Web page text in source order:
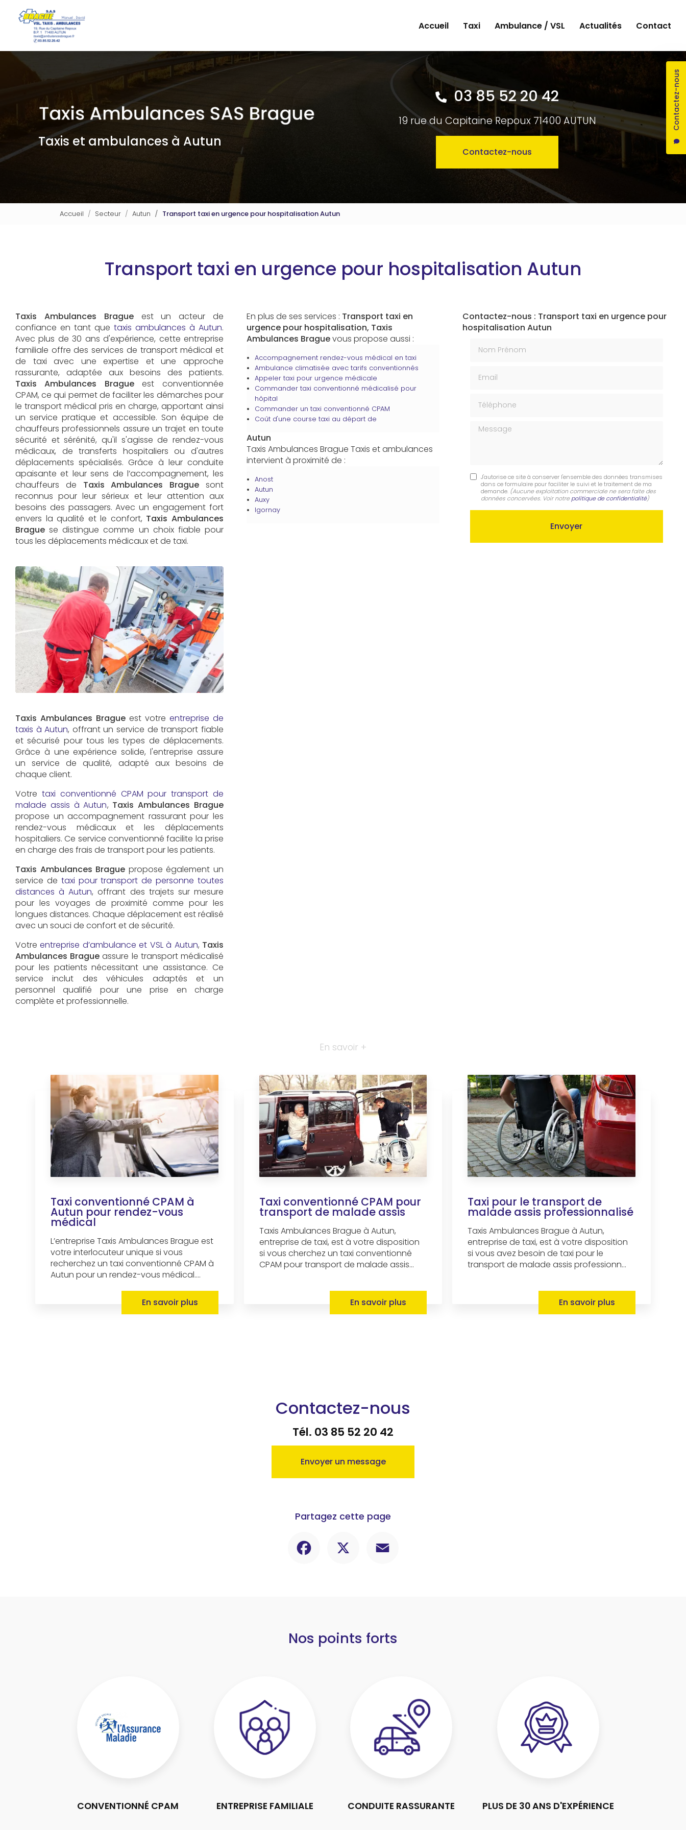
contenu
principal
Contactez-nous
Accueil
Taxi Ambulance / VSL Actualités Contact
Taxis et ambulances à Autun
03 85 52 20 42
19 rue du Capitaine Repoux 71400 AUTUN
Contactez-nous
Accueil Secteur Autun Transport taxi en urgence pour hospitalisation Autun
Transport taxi en urgence pour hospitalisation Autun
Taxis Ambulances Bragueest un acteur de
confiance en tant que taxis ambulances à Autun.
Avec plus de 30 ans d'expérience, cette entreprise
familiale offre des services de transport médical et
de taxi avec une expertise et une approche
rassurante, adaptée aux besoins des patients.
Taxis Ambulances Brague est conventionnée
CPAM, ce qui permet de faciliter les démarches pour
le transport médical pris en charge, apportant ainsi
un service pratique et accessible. Son équipe de
chauffeurs professionnels assure un trajet en toute
sécurité et sérénité, qu'il s'agisse de rendez-vous
médicaux, de transferts hospitaliers ou d'autres
déplacements spécialisés. Grâce à leur conduite
apaisante et leur sens de l’accompagnement, les
chauffeurs de Taxis Ambulances Brague sont
reconnus pour leur sérieux et leur attention aux
besoins des passagers. Avec un engagement fort
envers la qualité et le confort, Taxis Ambulances
Brague se distingue comme un choix fiable pour
tous les déplacements médicaux et de taxi.
Taxis Ambulances Brague est votre entreprise de
taxis à Autun, offrant un service de transport fiable
et sécurisé pour tous les types de déplacements.
Grâce à une expérience solide, l'entreprise assure
un service de qualité, adapté aux besoins de
chaque client.
Votre taxi conventionné CPAM pour transport de
malade assis à Autun, Taxis Ambulances Brague
propose un accompagnement rassurant pour les
rendez-vous médicaux et les déplacements
hospitaliers. Ce service conventionné facilite la prise
en charge des frais de transport pour les patients.
Taxis Ambulances Brague propose également un
service de taxi pour transport de personne toutes
distances à Autun, offrant des trajets sur mesure
pour les voyages de proximité comme pour les
longues distances. Chaque déplacement est réalisé
avec un souci de confort et de sécurité.
Votreentreprise d’ambulance et VSL à Autun, Taxis
Ambulances Brague assure le transport médicalisé
pour les patients nécessitant une assistance. Ce
service inclut des véhicules adaptés et un
personnel qualifié pour une prise en charge
complète et professionnelle.
En plus de ses services : Transport taxi en
urgence pour hospitalisation, Taxis
Ambulances Braguevous propose aussi :
Accompagnement rendez-vous médical en taxi
Ambulance climatisée avec tarifs conventionnés
Appeler taxi pour urgence médicale
Commander taxi conventionné médicalisé pour
hôpital
Commander un taxi conventionné CPAM
Coût d'une course taxi au départ de
Autun
Taxis Ambulances Brague Taxis et ambulances
intervient à proximité de :
Anost
Autun
Auxy
Igornay
Contactez-nous : Transport taxi en urgence pour
hospitalisation Autun
Message
J'autorise ce site à conserver l'ensemble des données transmises
dans ce formulaire pour faciliter le suivi et le traitement de ma
demande. (Aucune exploitation commerciale ne sera faite des
données concervées. Voir notre politique de confidentialité)
En savoir +
Taxi conventionné CPAM à
Autun pour rendez-vous
médical
L’entreprise Taxis Ambulances Brague est
votre interlocuteur unique si vous
recherchez un taxi conventionné CPAM à
Autun pour un rendez-vous médical....
En savoir plus
Taxi conventionné CPAM pour
transport de malade assis
Taxis Ambulances Brague à Autun,
entreprise de taxi, est à votre disposition
si vous cherchez un taxi conventionné
CPAM pour transport de malade assis...
En savoir plus
Taxi pour le transport de
malade assis professionnalisé
Taxis Ambulances Brague à Autun,
entreprise de taxi, est à votre disposition
si vous avez besoin de taxi pour le
transport de malade assis professionn...
En savoir plus
Contactez-nous
Tél. 03 85 52 20 42
Envoyer un message
Partagez cette page
Nos points forts
CONVENTIONNÉ CPAM ENTREPRISE FAMILIALE CONDUITE RASSURANTE PLUS DE 30 ANS D'EXPÉRIENCE